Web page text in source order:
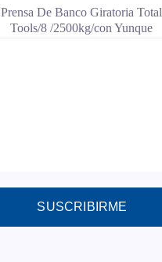
Prensa De Banco Giratoria Total
Tools/8 /2500kg/con Yunque
SUSCRIBIRME